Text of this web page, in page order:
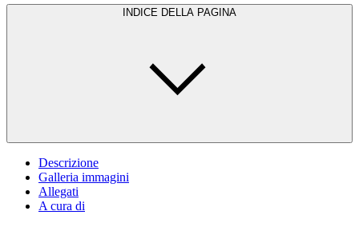
INDICE DELLA PAGINA
Descrizione
Galleria immagini
Allegati
A cura di